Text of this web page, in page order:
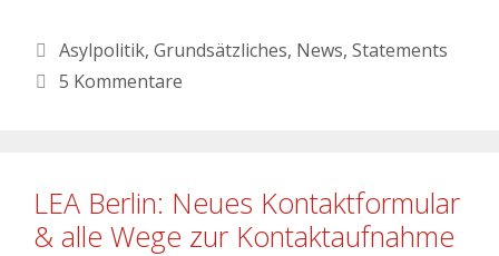
Asylpolitik, Grundsätzliches, News, Statements
5 Kommentare
LEA Berlin: Neues Kontaktformular
& alle Wege zur Kontaktaufnahme